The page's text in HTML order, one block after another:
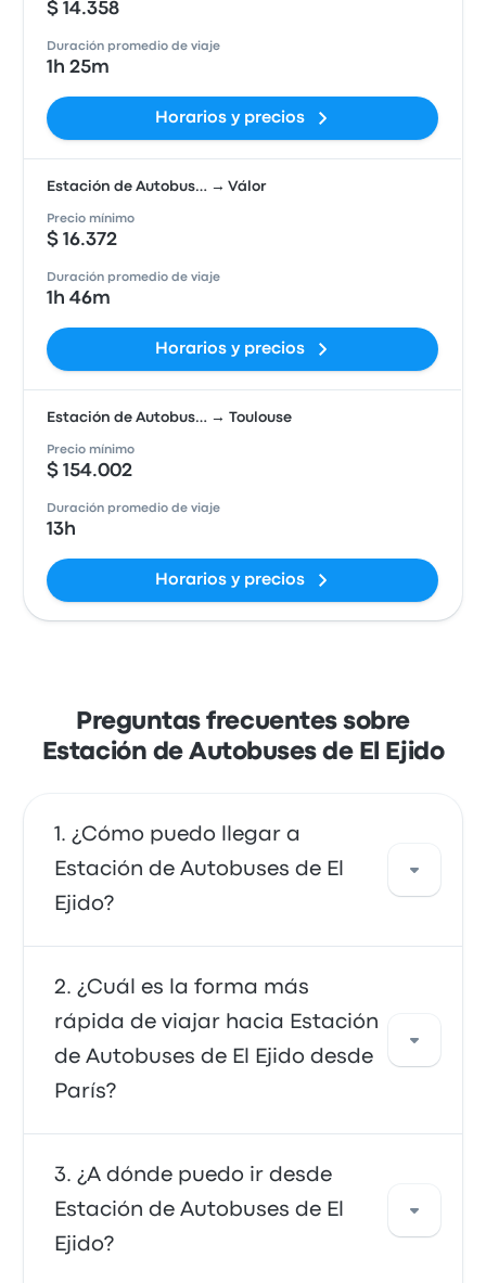
$ 14.358
Duración promedio de viaje
1h 25m
Horarios y precios
Estación de Autobus… → Válor
Precio mínimo
$ 16.372
Duración promedio de viaje
1h 46m
Horarios y precios
Estación de Autobus… → Toulouse
Precio mínimo
$ 154.002
Duración promedio de viaje
13h
Horarios y precios
Preguntas frecuentes sobre
Estación de Autobuses de El Ejido
¿Cómo puedo llegar a
Estación de Autobuses de El
Ejido?
Puedes tomar el autobús, que proporciona
acceso directo a tu destino. También puedes
tomar un taxi o usar un servicio de coche
compartido.
¿Cuál es la forma más
rápida de viajar hacia Estación
de Autobuses de El Ejido desde
París?
La forma más rápida de viajar hacia y desde
Estación de Autobuses de El Ejido es en
conveniente a tu destino. Los buses suelen
¿A dónde puedo ir desde
Estación de Autobuses de El
Ejido?